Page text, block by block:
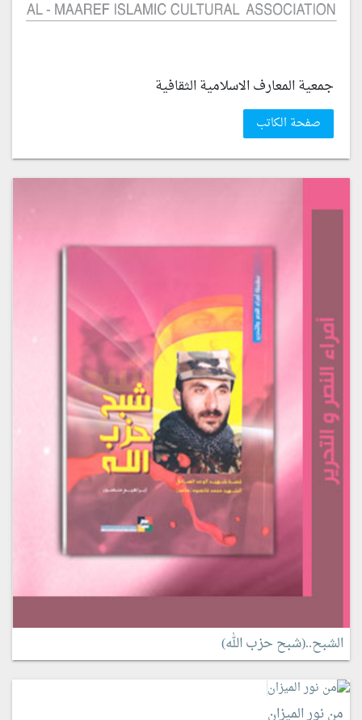
جمعية المعارف الاسلامية الثقافية
صفحة الكاتب
الشبح..(شبح حزب الله)
من نور الميزان